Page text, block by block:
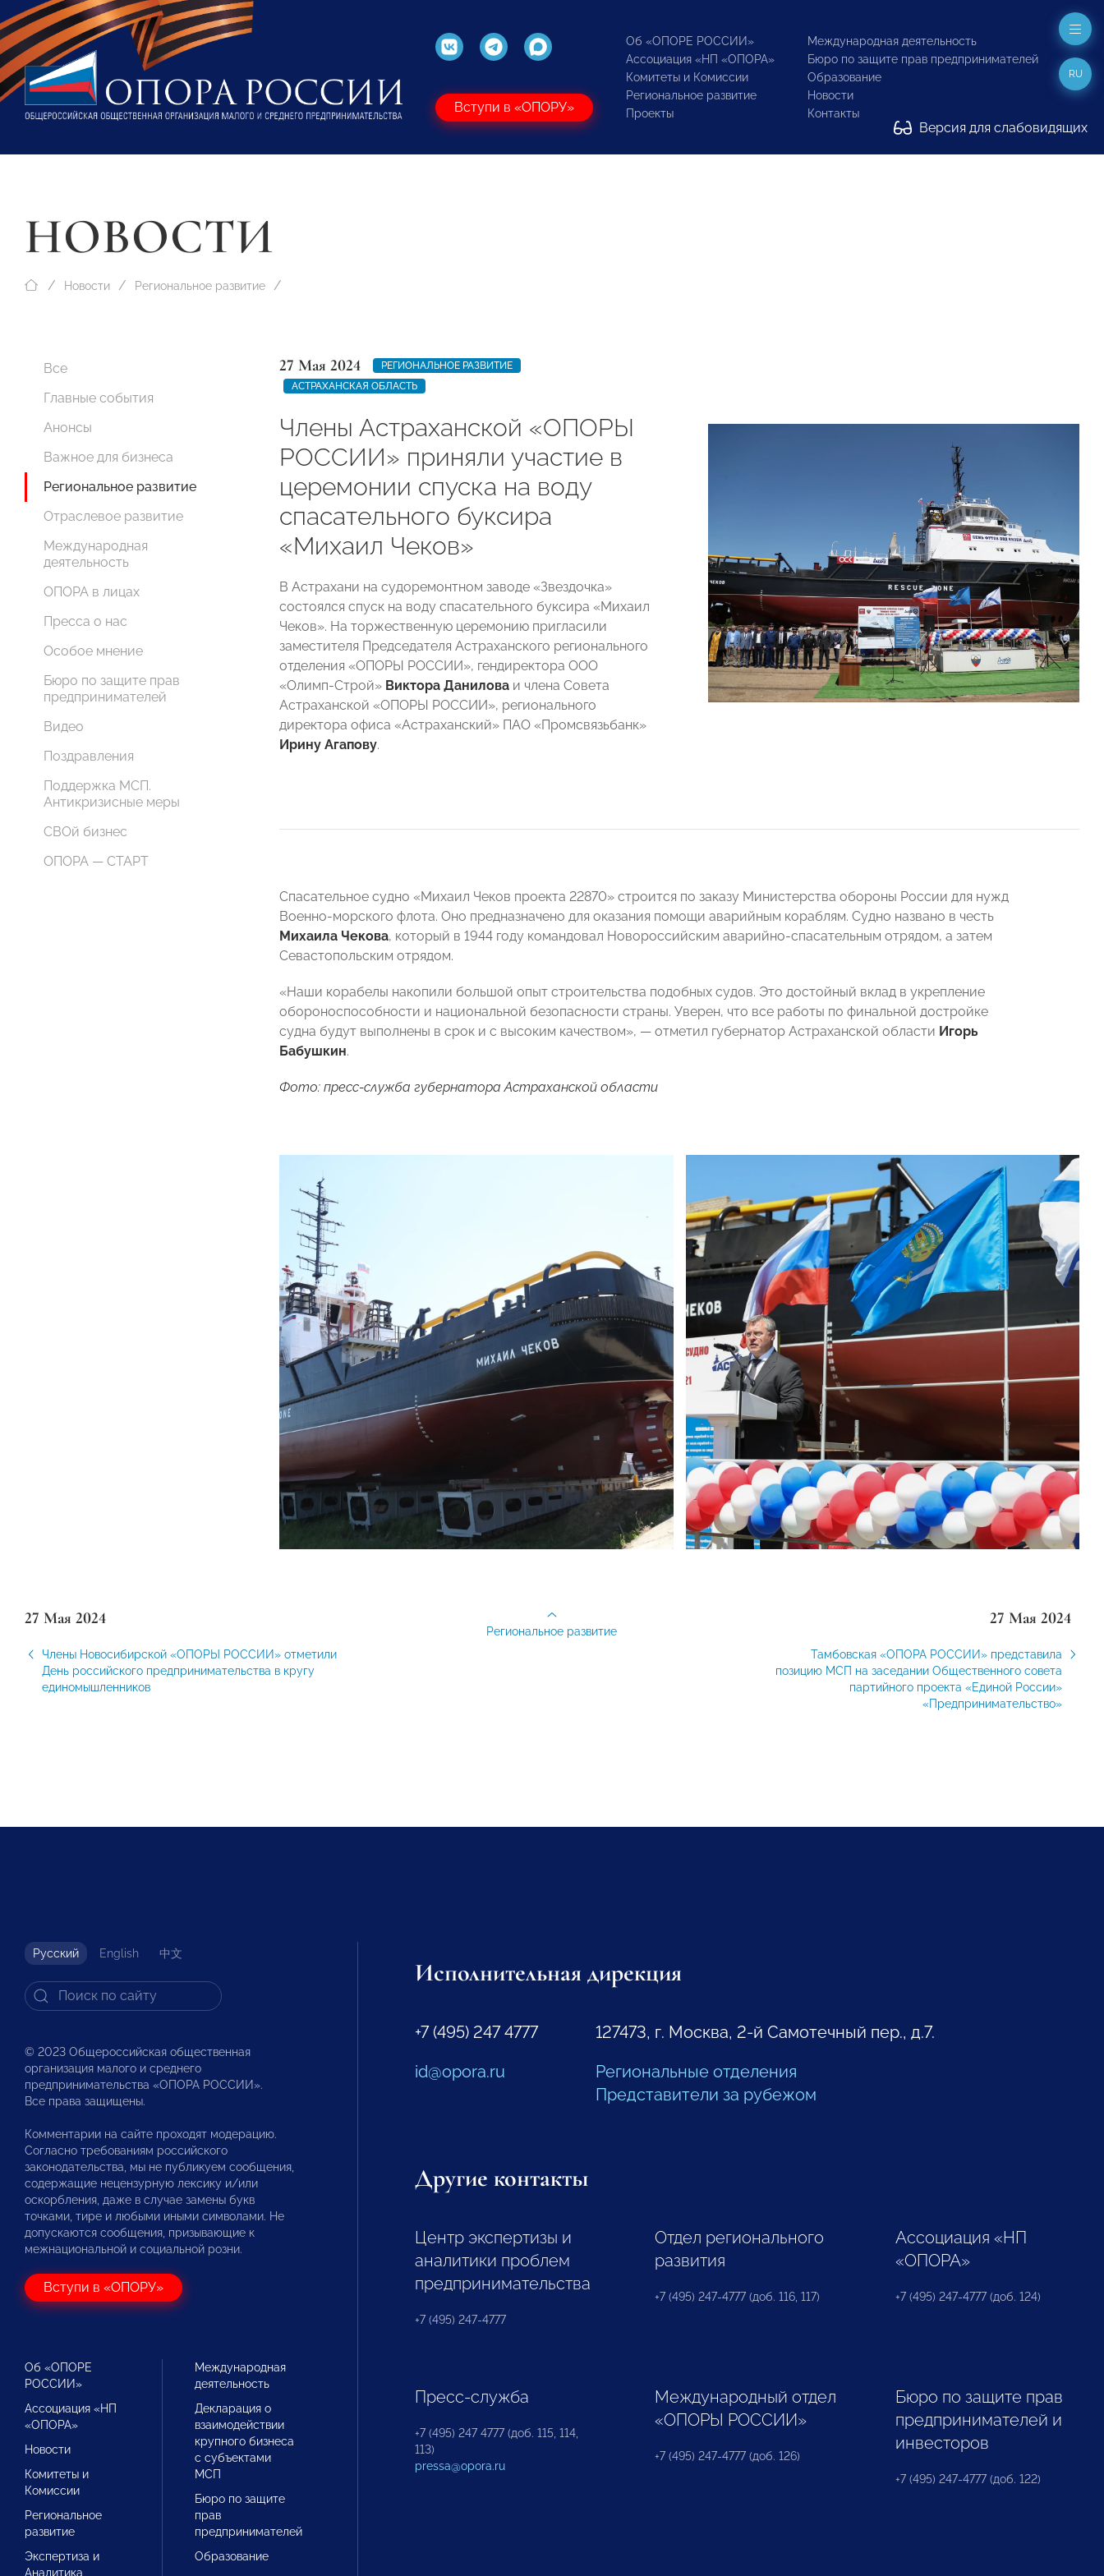
Вступи в «ОПОРУ»
Об «ОПОРЕ РОССИИ»
Ассоциация «НП «ОПОРА»
Комитеты и Комиссии
Региональное развитие
Проекты
Международная деятельность
Бюро по защите прав предпринимателей
Образование
Новости
Контакты
Версия для слабовидящих
RU
НОВОСТИ
Новости Региональное развитие
Все
Главные события
Анонсы
Важное для бизнеса
Региональное развитие
Отраслевое развитие
Международная
деятельность
ОПОРА в лицах
Пресса о нас
Особое мнение
Бюро по защите прав
предпринимателей
Видео
Поздравления
Поддержка МСП.
Антикризисные меры
СВОй бизнес
ОПОРА — СТАРТ
27 Мая 2024
РЕГИОНАЛЬНОЕ РАЗВИТИЕ
АСТРАХАНСКАЯ ОБЛАСТЬ
Члены Астраханской «ОПОРЫ
РОССИИ» приняли участие в
церемонии спуска на воду
спасательного буксира
«Михаил Чеков»
В Астрахани на судоремонтном заводе «Звездочка»
состоялся спуск на воду спасательного буксира «Михаил
Чеков». На торжественную церемонию пригласили
заместителя Председателя Астраханского регионального
отделения «ОПОРЫ РОССИИ», гендиректора ООО
«Олимп-Строй» Виктора Данилова и члена Совета
Астраханской «ОПОРЫ РОССИИ», регионального
директора офиса «Астраханский» ПАО «Промсвязьбанк»
Ирину Агапову.
Спасательное судно «Михаил Чеков проекта 22870» строится по заказу Министерства обороны России для нужд
Военно-морского флота. Оно предназначено для оказания помощи аварийным кораблям. Судно названо в честь
Михаила Чекова, который в 1944 году командовал Новороссийским аварийно-спасательным отрядом, а затем
Севастопольским отрядом.
«Наши корабелы накопили большой опыт строительства подобных судов. Это достойный вклад в укрепление
обороноспособности и национальной безопасности страны. Уверен, что все работы по финальной достройке
судна будут выполнены в срок и с высоким качеством», — отметил губернатор Астраханской области Игорь
Бабушкин.
Фото: пресс-служба губернатора Астраханской области
27 Мая 2024
Члены Новосибирской «ОПОРЫ РОССИИ» отметили
День российского предпринимательства в кругу
единомышленников
27 Мая 2024
Тамбовская «ОПОРА РОССИИ» представила
позицию МСП на заседании Общественного совета
партийного проекта «Единой России»
«Предпринимательство»
Региональное развитие
Русский English 中文
© 2023 Общероссийская общественная
организация малого и среднего
предпринимательства «ОПОРА РОССИИ».
Все права защищены.
Комментарии на сайте проходят модерацию.
Согласно требованиям российского
законодательства, мы не публикуем сообщения,
содержащие нецензурную лексику и/или
оскорбления, даже в случае замены букв
точками, тире и любыми иными символами. Не
допускаются сообщения, призывающие к
межнациональной и социальной розни.
Вступи в «ОПОРУ»
Об «ОПОРЕ
РОССИИ»
Ассоциация «НП
«ОПОРА»
Новости
Комитеты и
Комиссии
Региональное
развитие
Экспертиза и
Аналитика
Международная
деятельность
Декларация о
взаимодействии
крупного бизнеса
с субъектами
МСП
Бюро по защите
прав
предпринимателей
Образование
Исполнительная дирекция
+7 (495) 247 4777
id@opora.ru
127473, г. Москва, 2-й Самотечный пер., д.7.
Региональные отделения
Представители за рубежом
Другие контакты
Центр экспертизы и
аналитики проблем
предпринимательства
+7 (495) 247-4777
Отдел регионального
развития
+7 (495) 247-4777 (доб. 116, 117)
Ассоциация «НП
«ОПОРА»
+7 (495) 247-4777 (доб. 124)
Пресс-служба
+7 (495) 247 4777 (доб. 115, 114,
113)
pressa@opora.ru
Международный отдел
«ОПОРЫ РОССИИ»
+7 (495) 247-4777 (доб. 126)
Бюро по защите прав
предпринимателей и
инвесторов
+7 (495) 247-4777 (доб. 122)